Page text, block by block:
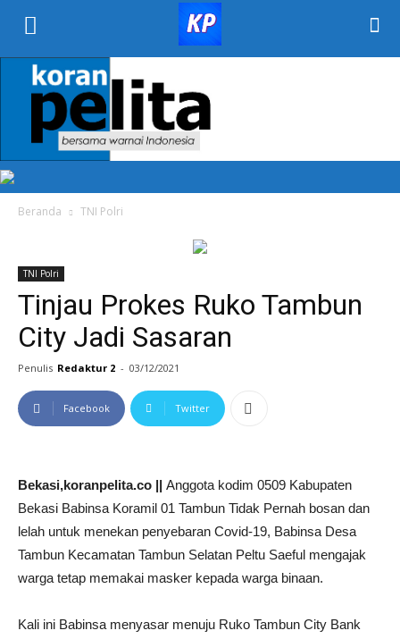
PELITA
Beranda TNI Polri
TNI Polri
Tinjau Prokes Ruko Tambun
City Jadi Sasaran
Penulis Redaktur 2 - 03/12/2021
Facebook Twitter
Bekasi,koranpelita.co || Anggota kodim 0509 Kabupaten
Bekasi Babinsa Koramil 01 Tambun Tidak Pernah bosan dan
lelah untuk menekan penyebaran Covid-19, Babinsa Desa
Tambun Kecamatan Tambun Selatan Peltu Saeful mengajak
warga tetap memakai masker kepada warga binaan.
Kali ini Babinsa menyasar menuju Ruko Tambun City Bank